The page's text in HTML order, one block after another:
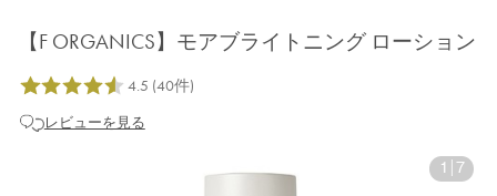
【F ORGANICS】モアブライトニング ローション
レビューを見る
1 7